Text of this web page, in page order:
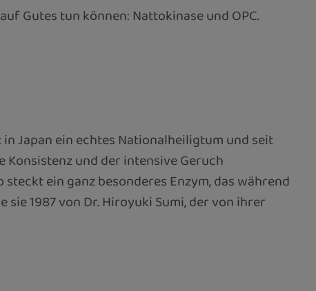
Gutes tun können: Nattokinase und OPC.
Japan ein echtes Nationalheiligtum und seit
und der intensive Geruch
ein ganz besonderes Enzym, das während
1987 von Dr. Hiroyuki Sumi, der von ihrer